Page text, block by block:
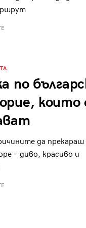
по
които
да прекараш
– диво, красиво и
Tender is the
се пие на
/29